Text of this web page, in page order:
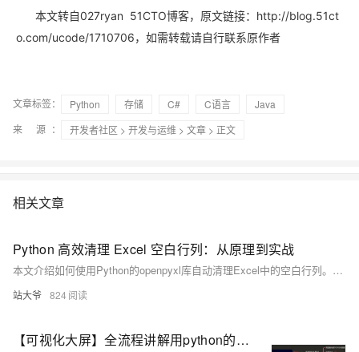
本文转自027ryan 51CTO博客，原文链接：http://blog.51ct
o.com/ucode/1710706，如需转载请自行联系原作者
文章标签： Python 存储 C# C语言
Java
来 源：
开发者社区 > 开发与运维 > 文章 > 正文
相关文章
Python 高效清理 Excel 空白行列：从原理到实战
本文介绍如何使用Python的openpyxl库自动清理Excel中的空白行列。通过代码实现高效识别并删除无数据的行与列，解决文件臃肿、读取错误等问题，提升数据处理效率与准确性，适用于各类批量Excel清理任务。
站大爷 824
【可视化大屏】全流程讲解用python的pyecharts库实现拖拽可视化大屏的背后原理，简单粗暴！